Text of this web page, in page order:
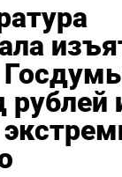
рублей